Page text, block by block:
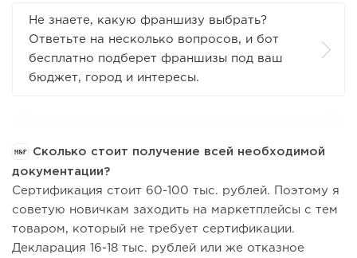
Не знаете, какую франшизу выбрать?
Ответьте на несколько вопросов, и бот
бесплатно подберет франшизы под ваш
бюджет, город и интересы.
Сколько стоит получение всей необходимой
документации?
Сертификация стоит 60-100 тыс. рублей. Поэтому я
советую новичкам заходить на маркетплейсы с тем
товаром, который не требует сертификации.
Декларация 16-18 тыс. рублей или же отказное